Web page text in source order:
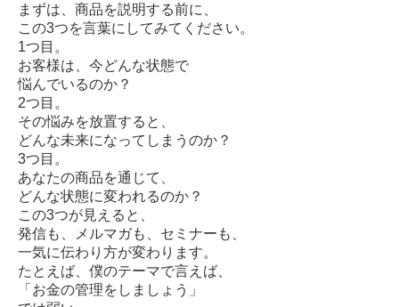
まずは、商品を説明する前に、
この3つを言葉にしてみてください。
1つ目。
お客様は、今どんな状態で
悩んでいるのか？
2つ目。
その悩みを放置すると、
どんな未来になってしまうのか？
3つ目。
あなたの商品を通じて、
どんな状態に変われるのか？
この3つが見えると、
発信も、メルマガも、セミナーも、
一気に伝わり方が変わります。
たとえば、僕のテーマで言えば、
「お金の管理をしましょう」